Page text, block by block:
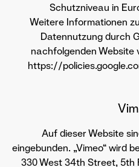
Schutzniveau in
Weitere Informationen
Datennutzung durch
nachfolgenden Website
https://
Auf dieser Website
eingebunden. „Vimeo“ wird
330 West 34th Street, 5th